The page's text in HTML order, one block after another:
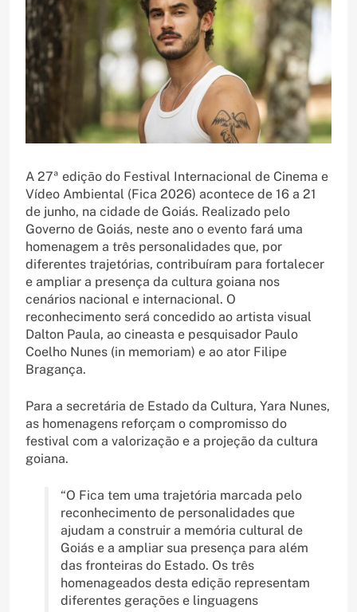
A 27ª edição do Festival Internacional de Cinema e
Vídeo Ambiental (Fica 2026) acontece de 16 a 21
de junho, na cidade de Goiás. Realizado pelo
Governo de Goiás, neste ano o evento fará uma
homenagem a três personalidades que, por
diferentes trajetórias, contribuíram para fortalecer
e ampliar a presença da cultura goiana nos
cenários nacional e internacional. O
reconhecimento será concedido ao artista visual
Dalton Paula, ao cineasta e pesquisador Paulo
Coelho Nunes (in memoriam) e ao ator Filipe
Bragança.
Para a secretária de Estado da Cultura, Yara Nunes,
as homenagens reforçam o compromisso do
festival com a valorização e a projeção da cultura
goiana.
“O Fica tem uma trajetória marcada pelo
reconhecimento de personalidades que
ajudam a construir a memória cultural de
Goiás e a ampliar sua presença para além
das fronteiras do Estado. Os três
homenageados desta edição representam
diferentes gerações e linguagens